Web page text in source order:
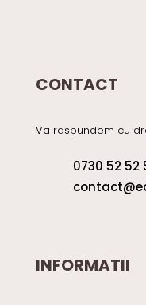
CONTACT
Va raspundem cu
0730 52 52
INFORMATII